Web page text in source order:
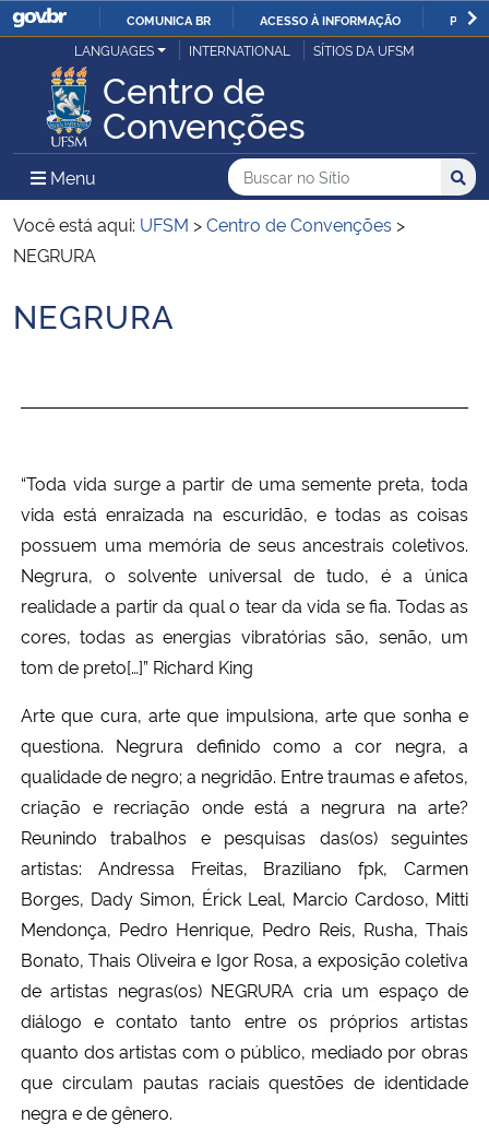
IR
PARA
O
CONTEÚDO
COMUNICA BR ACESSO À INFORMAÇÃO
Ministério da Justiça e Segurança Pública
Ministério da Defesa
Ministério das Relações Exteriores
Ministério da Infraestrutura
Ministério da Cidadania
Ministério da Saúde
Ministério de Minas e Energia
Ministério da Ciência, Tecnologia, Inovações e Comunicações
Ministério do Meio Ambiente
Ministério do Turismo
Ministério do Desenvolvimento Regional
Controladoria-Geral da União
Ministério da Mulher, da Família e dos Direitos Humanos
Secretaria-Geral
Secretaria de Governo
LANGUAGES INTERNATIONAL SÍTIOS DA UFSM
Centro de
Convenções
Menu Menu Principal do Sítio
Busca
Buscar no no Sítio
Busca:
Você está aqui: UFSM >Centro de Convenções >
NEGRURA
Início do conteúdo
NEGRURA
“Toda vida surge a partir de uma semente preta, toda
vida está enraizada na escuridão, e todas as coisas
possuem uma memória de seus ancestrais coletivos.
Negrura, o solvente universal de tudo, é a única
realidade a partir da qual o tear da vida se fia. Todas as
cores, todas as energias vibratórias são, senão, um
tom de preto[…]” Richard King
Arte que cura, arte que impulsiona, arte que sonha e
questiona. Negrura definido como a cor negra, a
qualidade de negro; a negridão. Entre traumas e afetos,
criação e recriação onde está a negrura na arte?
Reunindo trabalhos e pesquisas das(os) seguintes
artistas: Andressa Freitas, Braziliano fpk, Carmen
Borges, Dady Simon, Érick Leal, Marcio Cardoso, Mitti
Mendonça, Pedro Henrique, Pedro Reis, Rusha, Thais
Bonato, Thais Oliveira e Igor Rosa, a exposição coletiva
de artistas negras(os) NEGRURA cria um espaço de
diálogo e contato tanto entre os próprios artistas
quanto dos artistas com o público, mediado por obras
que circulam pautas raciais questões de identidade
negra e de gênero.